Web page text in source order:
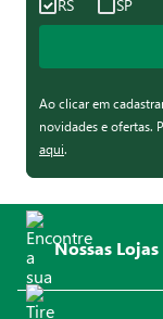
RS SP
Ao clicar em
novidades e ofertas.
aqui.
Nossas Lojas